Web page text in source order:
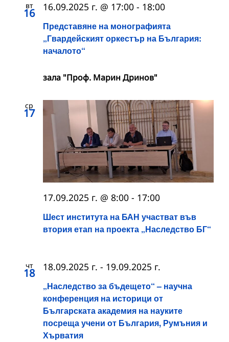
вт
16
Представяне на монографията
„Гвардейският оркестър на България:
началото“
16.09.2025 г. @ 17:00 - 18:00
зала "Проф. Марин Дринов"
ср
17
Шест института на БАН участват във
втория етап на проекта „Наследство БГ“
17.09.2025 г. @ 8:00 - 17:00
чт
18
„Наследство за бъдещето“ – научна
конференция на историци от
Българската академия на науките
посреща учени от България, Румъния и
Хърватия
18.09.2025 г. - 19.09.2025 г.